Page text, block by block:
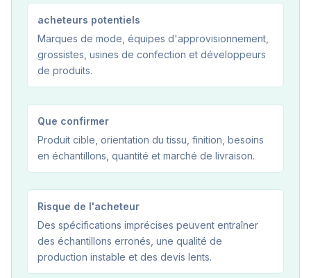
acheteurs potentiels
Marques de mode, équipes d'approvisionnement,
grossistes, usines de confection et développeurs
de produits.
Que confirmer
Produit cible, orientation du tissu, finition, besoins
en échantillons, quantité et marché de livraison.
Risque de l'acheteur
Des spécifications imprécises peuvent entraîner
des échantillons erronés, une qualité de
production instable et des devis lents.